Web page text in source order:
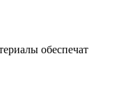
обеспечат